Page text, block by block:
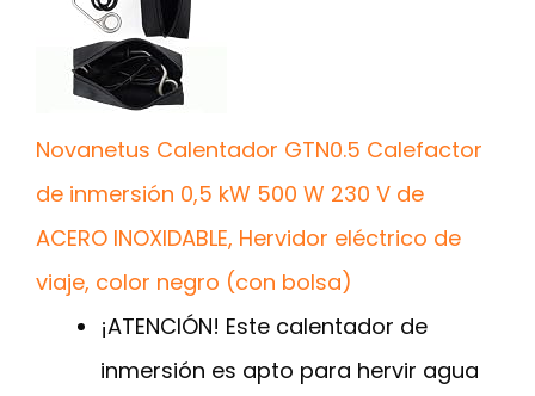
Novanetus Calentador GTN0.5 Calefactor
de inmersión 0,5 kW 500 W 230 V de
ACERO INOXIDABLE, Hervidor eléctrico de
viaje, color negro (con bolsa)
¡ATENCIÓN! Este calentador de
inmersión es apto para hervir agua